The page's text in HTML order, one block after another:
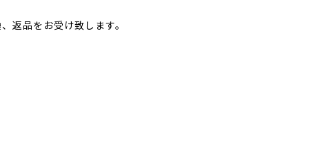
返品をお受け致します。